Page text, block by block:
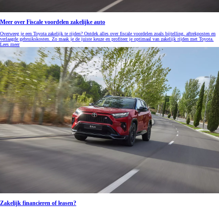
Meer over Fiscale voordelen zakelijke auto
Overweeg je een Toyota zakelijk te rijden? Ontdek alles over fiscale voordelen zoals bijtelling, aftrekposten en
verlaagde gebruikskosten. Zo maak je de juiste keuze en profiteer je optimaal van zakelijk rijden met Toyota.
Lees meer
Zakelijk financieren of leasen?